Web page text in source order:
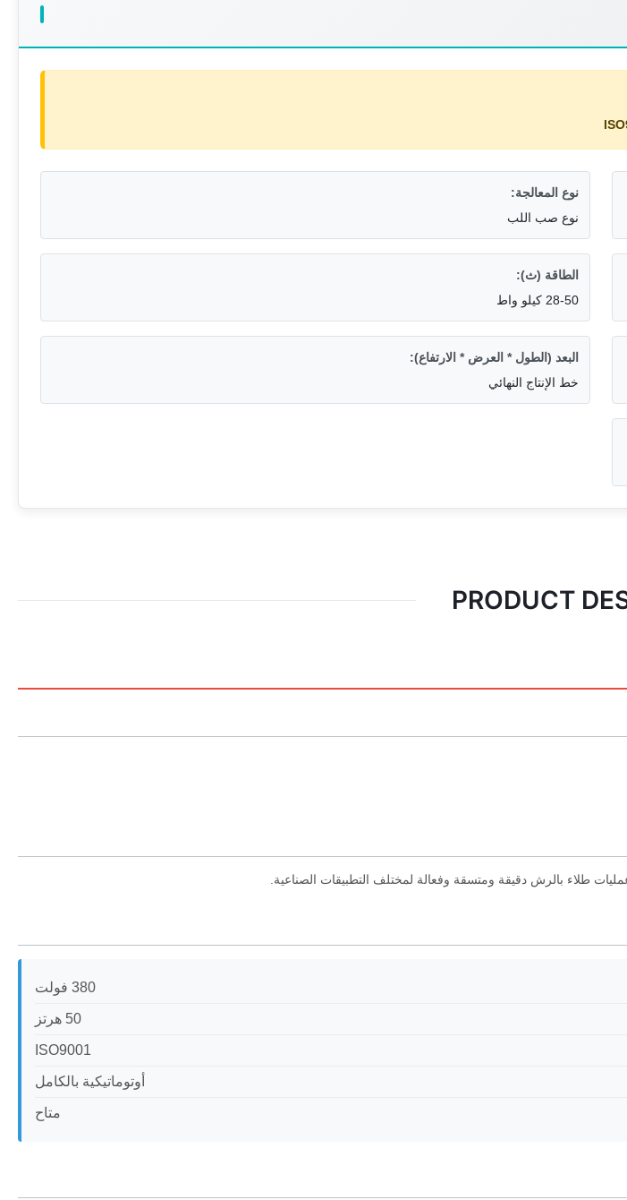
نوع المعالجة:
نوع صب اللب
الطاقة (ث):
28-50 كيلو واط
البعد (الطول * العرض * الارتفاع):
خط الإنتاج النهائي
PRODUCT
طلاء بالرش دقيقة ومتسقة وفعالة لمختلف التطبيقات الصناعية.
380 فولت
50 هرتز
ISO9001
أوتوماتيكية بالكامل
متاح